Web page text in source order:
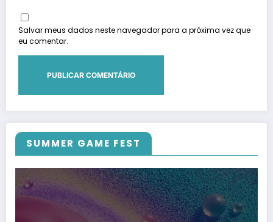
Salvar meus dados neste navegador para a próxima vez que
eu comentar.
SUMMER GAME FEST